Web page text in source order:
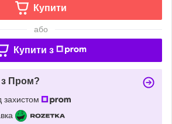
Купити
або
Купити з
з Пром?
захистом